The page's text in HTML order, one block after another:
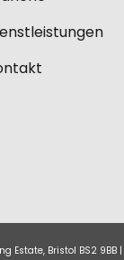
Estate, Bristol BS2 9BB |